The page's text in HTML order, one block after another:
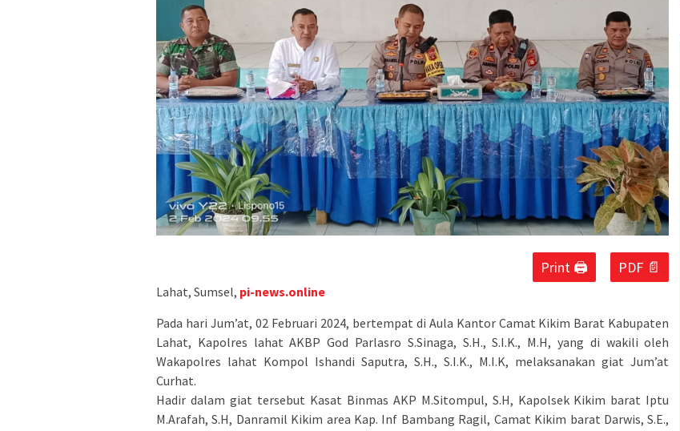
Print 🖨 PDF 📄
Lahat, Sumsel, pi-news.online
Pada hari Jum’at, 02 Februari 2024, bertempat di Aula Kantor Camat Kikim Barat Kabupaten
Lahat, Kapolres lahat AKBP God Parlasro S.Sinaga, S.H., S.I.K., M.H, yang di wakili oleh
Wakapolres lahat Kompol Ishandi Saputra, S.H., S.I.K., M.I.K, melaksanakan giat Jum’at
Curhat.
Hadir dalam giat tersebut Kasat Binmas AKP M.Sitompul, S.H, Kapolsek Kikim barat Iptu
M.Arafah, S.H, Danramil Kikim area Kap. Inf Bambang Ragil, Camat Kikim barat Darwis, S.E.,